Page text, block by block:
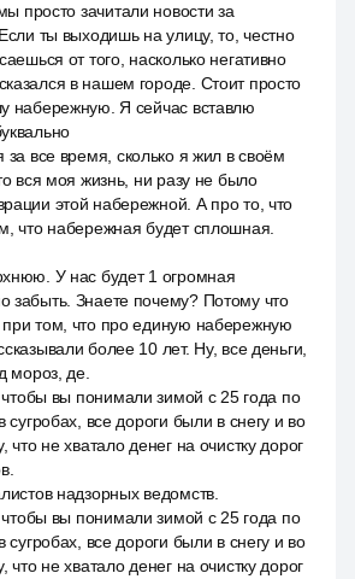
просто зачитали новости за
ты выходишь на улицу, то, честно
от того, насколько негативно
в нашем городе. Стоит просто
набережную. Я сейчас вставлю
за все время, сколько я жил в своём
вся моя жизнь, ни разу не было
этой набережной. А про то, что
что набережная будет сплошная.
У нас будет 1 огромная
забыть. Знаете почему? Потому что
том, что про единую набережную
более 10 лет. Ну, все деньги,
мороз, де.
чтобы вы понимали зимой с 25 года по
сугробах, все дороги были в снегу и во
что не хватало денег на очистку дорог
надзорных ведомств.
чтобы вы понимали зимой с 25 года по
сугробах, все дороги были в снегу и во
что не хватало денег на очистку дорог